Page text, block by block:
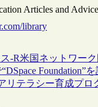
Articles and
library
-R米国 ネットワーク
Foundation”を
リテラシー育成プロ